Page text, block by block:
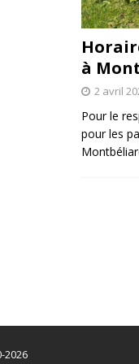
à
2 avril
Pour le
pour les
2026